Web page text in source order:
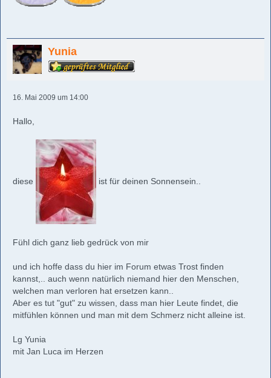
Yunia
16. Mai 2009 um 14:00
Hallo,
diese ist für deinen Sonnensein..
Fühl dich ganz lieb gedrück von mir
und ich hoffe dass du hier im Forum etwas Trost finden
kannst,.. auch wenn natürlich niemand hier den Menschen,
welchen man verloren hat ersetzen kann..
Aber es tut "gut" zu wissen, dass man hier Leute findet, die
mitfühlen können und man mit dem Schmerz nicht alleine ist.
Lg Yunia
mit Jan Luca im Herzen